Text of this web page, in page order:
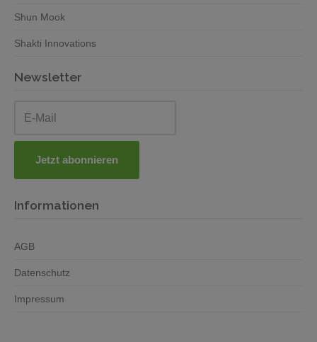
Shun Mook
Shakti Innovations
Newsletter
Informationen
AGB
Datenschutz
Impressum